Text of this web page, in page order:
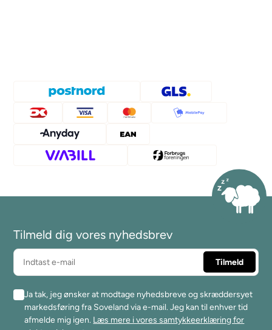
Tilmeld dig vores nyhedsbrev
Ja tak, jeg ønsker at modtage nyhedsbreve og skræddersyet
markedsføring fra Soveland via e-mail. Jeg kan til enhver tid
afmelde mig igen. Læs mere i vores samtykkeerklæring for